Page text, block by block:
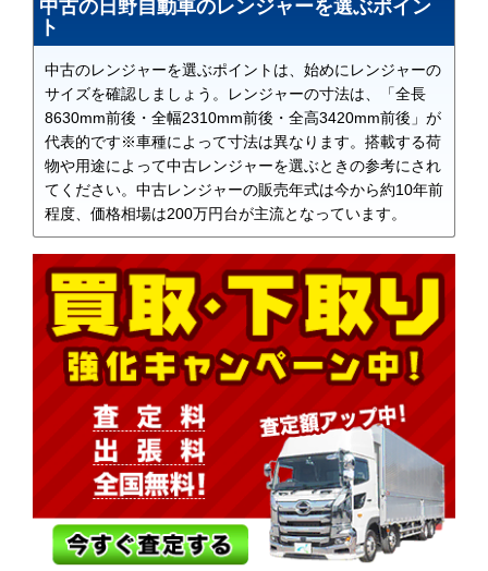
中古の日野自動車のレンジャーを選ぶポイン
ト
中古のレンジャーを選ぶポイントは、始めにレンジャーの
サイズを確認しましょう。レンジャーの寸法は、「全長
8630mm前後・全幅2310mm前後・全高3420mm前後」が
代表的です※車種によって寸法は異なります。搭載する荷
物や用途によって中古レンジャーを選ぶときの参考にされ
てください。中古レンジャーの販売年式は今から約10年前
程度、価格相場は200万円台が主流となっています。